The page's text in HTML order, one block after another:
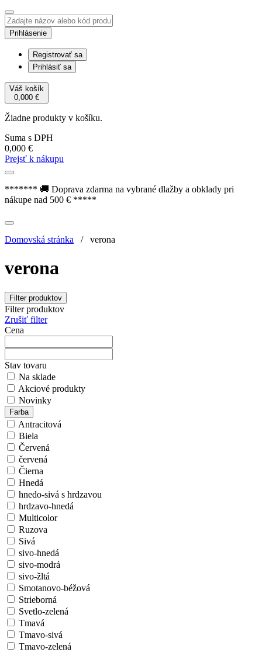
Prihlásenie
Registrovať sa
Prihlásiť sa
Váš košík
0,000 €
Žiadne produkty v košíku.
Suma s DPH
0,000 €
Prejsť k nákupu
******* 🚚 Doprava zdarma na vybrané dlažby a obklady pri
nákupe nad 500 € *****
Domovská stránka / verona
verona
Filter produktov
Filter produktov
Zrušiť filter
Cena
Stav tovaru
Na sklade
Akciové produkty
Novinky
Farba
Antracitová
Biela
Červená
červená
Čierna
Hnedá
hnedo-sivá s hrdzavou
hrdzavo-hnedá
Multicolor
Ruzova
Sivá
sivo-hnedá
sivo-modrá
sivo-žltá
Smotanovo-béžová
Strieborná
Svetlo-zelená
Tmavá
Tmavo-sivá
Tmavo-zelená